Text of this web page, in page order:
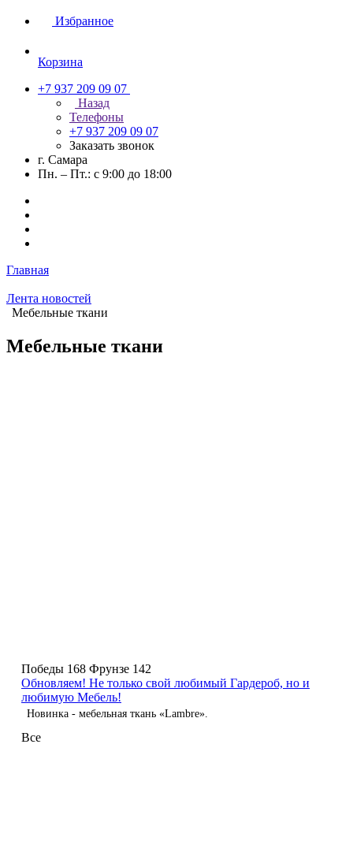
Избранное
Корзина
+7 937 209 09 07
Назад
Телефоны
+7 937 209 09 07
Заказать звонок
г. Самара
Пн. – Пт.: с 9:00 до 18:00
Главная
Лента новостей
Мебельные ткани
Мебельные ткани
Победы 168 Фрунзе 142
Обновляем! Не только свой любимый Гардероб, но и
любимую Мебель!
Новинка - мебельная ткань «Lambre».
Все